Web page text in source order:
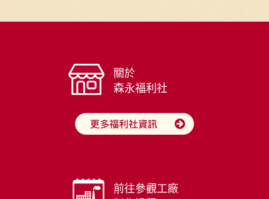
關於
森永福利社
前往參觀工廠